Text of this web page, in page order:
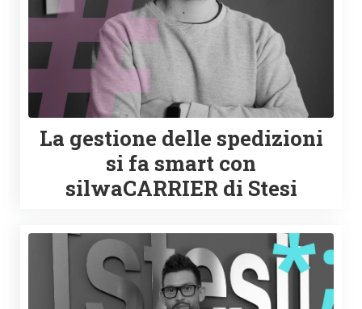
La gestione delle spedizioni
si fa smart con
silwaCARRIER di Stesi